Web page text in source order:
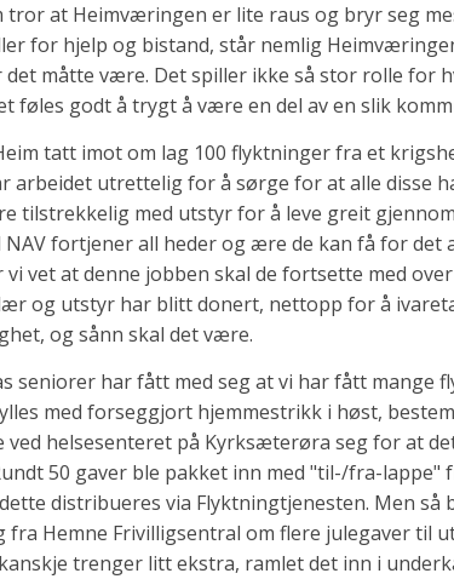
tror at Heimværingen er lite raus og bryr seg
for hjelp og bistand, står nemlig
måtte være. Det spiller ikke så stor rolle for
føles godt å trygt å være en del av en slik
tatt imot om lag 100 flyktninger fra et
arbeidet utrettelig for å sørge for at alle disse
tilstrekkelig med utstyr for å leve greit
NAV fortjener all heder og ære de kan få for det
vi vet at denne jobben skal de fortsette med
og utstyr har blitt donert, nettopp for å
og sånn skal det være.
seniorer har fått med seg at vi har fått mange
med forseggjort hjemmestrikk i høst,
ved helsesenteret på Kyrksæterøra seg for at
50 gaver ble pakket inn med "til-/fra-lappe"
distribueres via Flyktningtjenesten. Men så
fra Hemne Frivilligsentral om flere julegaver til
trenger litt ekstra, ramlet det inn i